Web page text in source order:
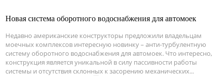
Новая система оборотного водоснабжения для автомоек
Недавно американские конструкторы предложили владельцам
моечных комплексов интересную новинку – анти-турбулентную
систему оборотного водоснабжения для автомоек. Что интересно,
конструкция является уникальной в силу пассивности работы
системы и отсутствия склонных к засорению механических...